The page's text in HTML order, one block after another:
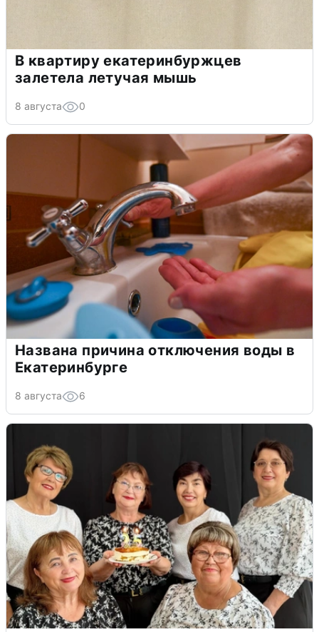
В квартиру екатеринбуржцев
залетела летучая мышь
8 августа 0
Названа причина отключения воды в
Екатеринбурге
8 августа 6